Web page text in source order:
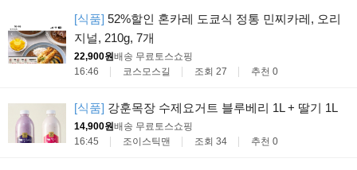
[식품] 52%할인 혼카레 도쿄식 정통 민찌카레, 오리
지널, 210g, 7개
22,900원배송 무료토스쇼핑
16:46
코스모스길 조회 27 추천 0
[식품] 강훈목장 수제요거트 블루베리 1L + 딸기 1L
14,900원배송 무료토스쇼핑
16:45
조이스틱맨 조회 34 추천 0